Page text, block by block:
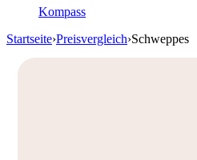
Kompass
Startseite›Preisvergleich›Schweppes